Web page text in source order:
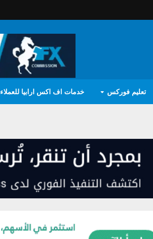
تعليم فوركس خدمات اف اكس ارابيا للعملاء